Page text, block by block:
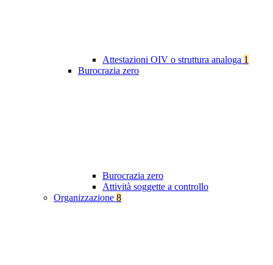
Attestazioni OIV o struttura analoga 1
Burocrazia zero
Burocrazia zero
Attività soggette a controllo
Organizzazione 8